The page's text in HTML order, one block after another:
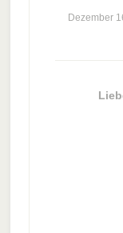
Dezember